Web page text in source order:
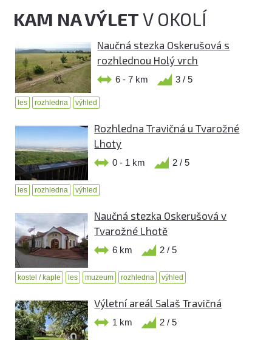
KAM NA VÝLETV OKOLÍ
Naučná stezka Oskerušová s
rozhlednou Holý vrch
6 - 7 km 3 / 5
les rozhledna výhled
Rozhledna Travičná u Tvarožné
Lhoty
0 - 1 km 2 / 5
les rozhledna výhled
Naučná stezka Oskerušová v
Tvarožné Lhotě
6 km 2 / 5
kostel / kaple les muzeum rozhledna výhled
Výletní areál Salaš Travičná
1 km 2 / 5